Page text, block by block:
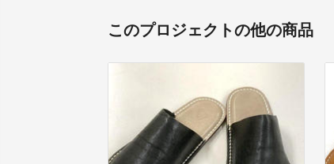
このプロジェクトの他の商品